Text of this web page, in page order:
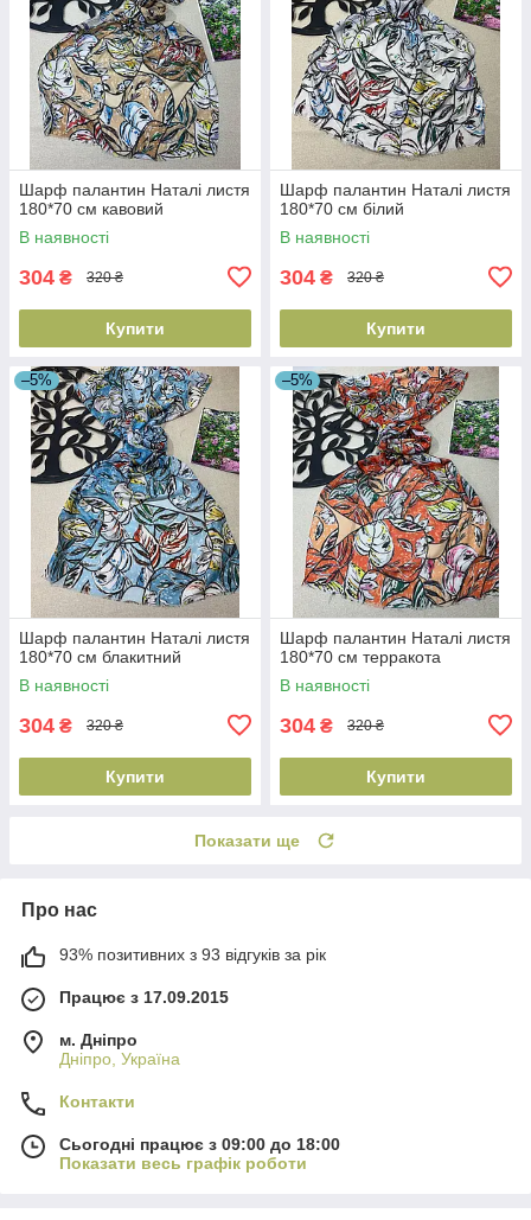
Шарф палантин Наталі листя
180*70 см кавовий
В наявності
304 ₴ 320 ₴
Купити
Шарф палантин Наталі листя
180*70 см білий
В наявності
304 ₴ 320 ₴
Купити
–5%
Шарф палантин Наталі листя
180*70 см блакитний
В наявності
304 ₴ 320 ₴
Купити
–5%
Шарф палантин Наталі листя
180*70 см терракота
В наявності
304 ₴ 320 ₴
Купити
Показати ще
Про нас
93% позитивних з 93 відгуків за рік
Працює з 17.09.2015
м. Дніпро
Дніпро, Україна
Контакти
Сьогодні працює з 09:00 до 18:00
Показати весь графік роботи